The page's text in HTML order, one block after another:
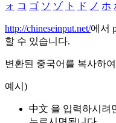
ォ コ ゴ ソ ゾ ト ド ノ ホ
http://chineseinput.net/에서
할 수 있습니다.
변환된 중국어를 복사하
예시)
中文 을 입력하시려